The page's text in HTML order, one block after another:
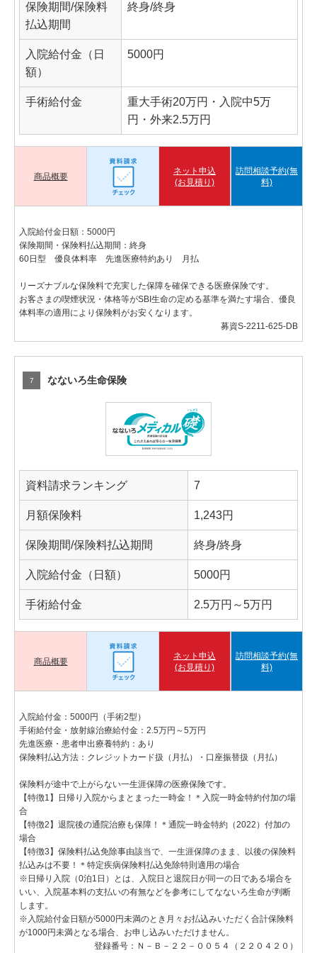
保険期間/保険料
払込期間
終身/終身
入院給付金（日
額）
5000円
手術給付金
重大手術20万円・入院中5万
円・外来2.5万円
商品概要
ネット申込
(お見積り)
訪問相談予約(無
料)
入院給付金日額：5000円
保険期間・保険料払込期間：終身
60日型 優良体料率 先進医療特約あり 月払
リーズナブルな保険料で充実した保障を確保できる医療保険です。
お客さまの喫煙状況・体格等がSBI生命の定める基準を満たす場合、優良
体料率の適用により保険料がお安くなります。
募資S-2211-625-DB
7 なないろ生命保険
資料請求ランキング 7
月額保険料 1,243円
保険期間/保険料払込期間 終身/終身
入院給付金（日額） 5000円
手術給付金 2.5万円～5万円
商品概要
ネット申込
(お見積り)
訪問相談予約(無
料)
入院給付金：5000円（手術2型）
手術給付金・放射線治療給付金：2.5万円～5万円
先進医療・患者申出療養特約：あり
保険料払込方法：クレジットカード扱（月払）・口座振替扱（月払）
保険料が途中で上がらない一生涯保障の医療保険です。
【特徴1】日帰り入院からまとまった一時金！＊入院一時金特約付加の場
合
【特徴2】退院後の通院治療も保障！＊通院一時金特約（2022）付加の
場合
【特徴3】保険料払込免除事由該当で、一生涯保障のまま、以後の保険料
払込みは不要！＊特定疾病保険料払込免除特則適用の場合
※日帰り入院（0泊1日）とは、入院日と退院日が同一の日である場合を
いい、入院基本料の支払いの有無などを参考にしてなないろ生命が判断
します。
※入院給付金日額が5000円未満のとき月々お払込みいただく合計保険料
が1000円未満となる場合、お申し込みいただけません。
登録番号：Ｎ－Ｂ－２２－００５４（２２０４２０）